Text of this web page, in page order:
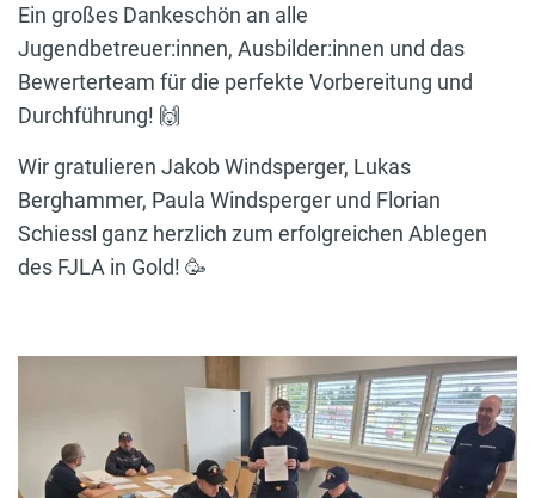
Ein großes Dankeschön an alle
Jugendbetreuer:innen, Ausbilder:innen und das
Bewerterteam für die perfekte Vorbereitung und
Durchführung! 🙌
Wir gratulieren Jakob Windsperger, Lukas
Berghammer, Paula Windsperger und Florian
Schiessl ganz herzlich zum erfolgreichen Ablegen
des FJLA in Gold! 🥳